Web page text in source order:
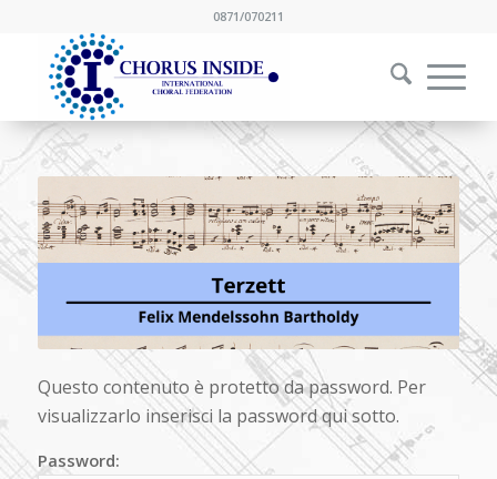
0871/070211
Questo contenuto è protetto da password. Per
visualizzarlo inserisci la password qui sotto.
Password: